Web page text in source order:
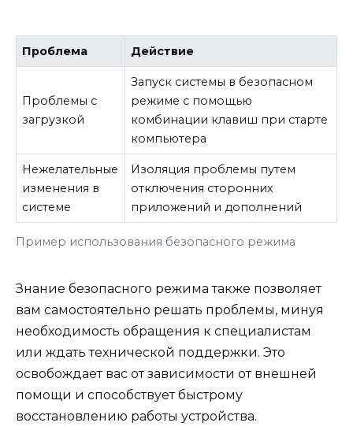
Пример использования безопасного режима
Проблема Действие
Проблемы с
загрузкой
Запуск системы в безопасном
режиме с помощью
комбинации клавиш при старте
компьютера
Нежелательные
изменения в
системе
Изоляция проблемы путем
отключения сторонних
приложений и дополнений
Знание безопасного режима также позволяет
вам самостоятельно решать проблемы, минуя
необходимость обращения к специалистам
или ждать технической поддержки. Это
освобождает вас от зависимости от внешней
помощи и способствует быстрому
восстановлению работы устройства.